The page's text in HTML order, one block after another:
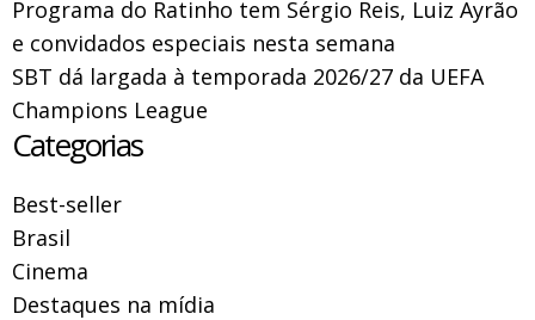
Programa do Ratinho tem Sérgio Reis, Luiz Ayrão
e convidados especiais nesta semana
SBT dá largada à temporada 2026/27 da UEFA
Champions League
Categorias
Best-seller
Brasil
Cinema
Destaques na mídia